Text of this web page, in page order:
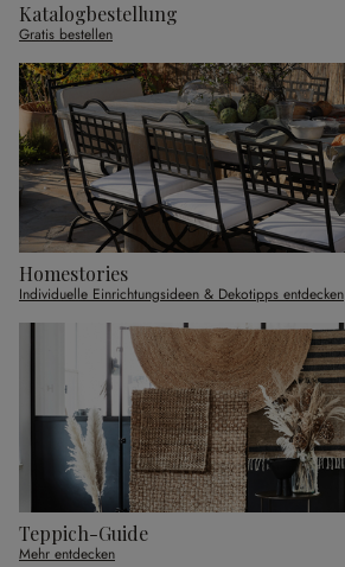
Katalogbestellung
Gratis bestellen
Homestories
Individuelle Einrichtungsideen & Dekotipps entdecken
Teppich-Guide
Mehr entdecken